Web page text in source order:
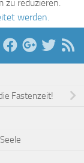
zu reduzieren.
werden.
Fastenzeit!